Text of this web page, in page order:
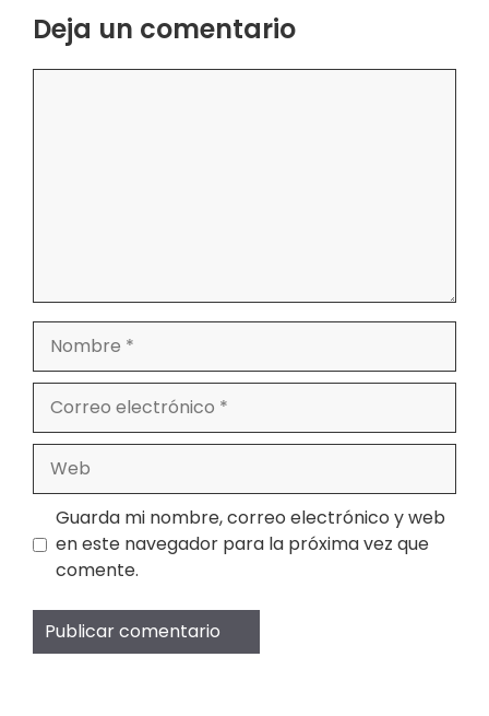
Deja un comentario
Nombre
electrónico
Guarda mi nombre, correo electrónico y web
en este navegador para la próxima vez que
comente.